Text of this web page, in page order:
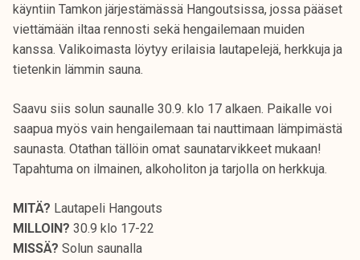
käyntiin Tamkon järjestämässä Hangoutsissa, jossa pääset
viettämään iltaa rennosti sekä hengailemaan muiden
kanssa. Valikoimasta löytyy erilaisia lautapelejä, herkkuja ja
tietenkin lämmin sauna.
Saavu siis solun saunalle 30.9. klo 17 alkaen. Paikalle voi
saapua myös vain hengailemaan tai nauttimaan lämpimästä
saunasta. Otathan tällöin omat saunatarvikkeet mukaan!
Tapahtuma on ilmainen, alkoholiton ja tarjolla on herkkuja.
MITÄ? Lautapeli Hangouts
MILLOIN? 30.9 klo 17-22
MISSÄ? Solun saunalla